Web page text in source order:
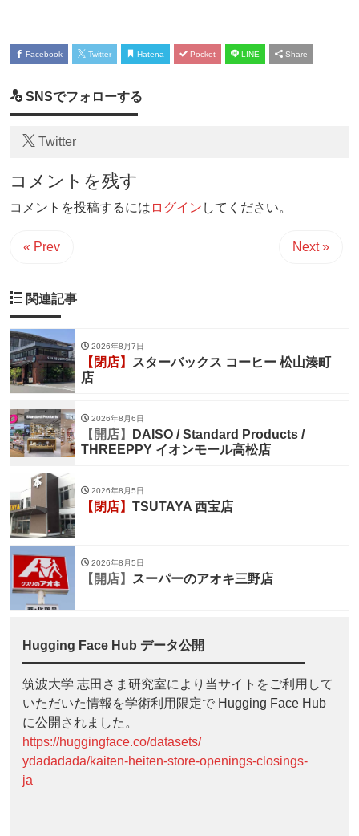
Facebook Twitter Hatena Pocket LINE Share
SNSでフォローする
Twitter
コメントを残す
コメントを投稿するには ログイン してください。
« Prev Next »
関連記事
2026年8月7日
【閉店】
スターバックス コーヒー 松山湊町
店
2026年8月6日
【開店】
DAISO / Standard Products /
THREEPPY イオンモール高松店
2026年8月5日
【閉店】 TSUTAYA 西宝店
2026年8月5日
【開店】 スーパーのアオキ三野店
Hugging Face Hub データ公開
筑波大学 志田さま研究室により当サイトをご利用して
いただいた情報を学術利用限定で Hugging Face Hub
に公開されました。
https://huggingface.co/datasets/
ydadadada/kaiten-heiten-store-openings-closings-
ja